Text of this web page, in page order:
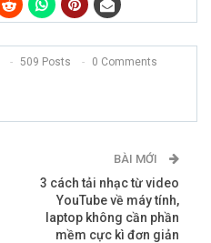
509 Posts 0 Comments
BÀI MỚI
3 cách tải nhạc từ video
YouTube về máy tính,
laptop không cần phần
mềm cực kì đơn giản